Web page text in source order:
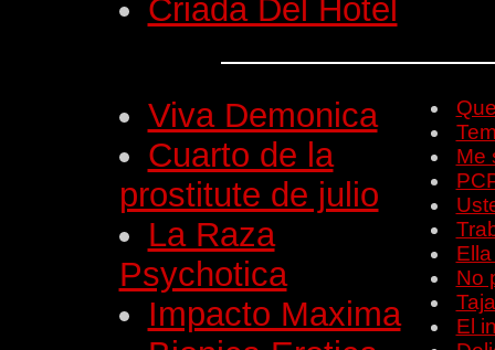
Criada Del Hotel
Viva Demonica
Cuarto de la
prostitute de julio
La Raza
Psychotica
Impacto Maxima
Me
No
El